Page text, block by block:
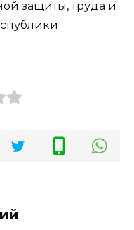
защиты, труда и